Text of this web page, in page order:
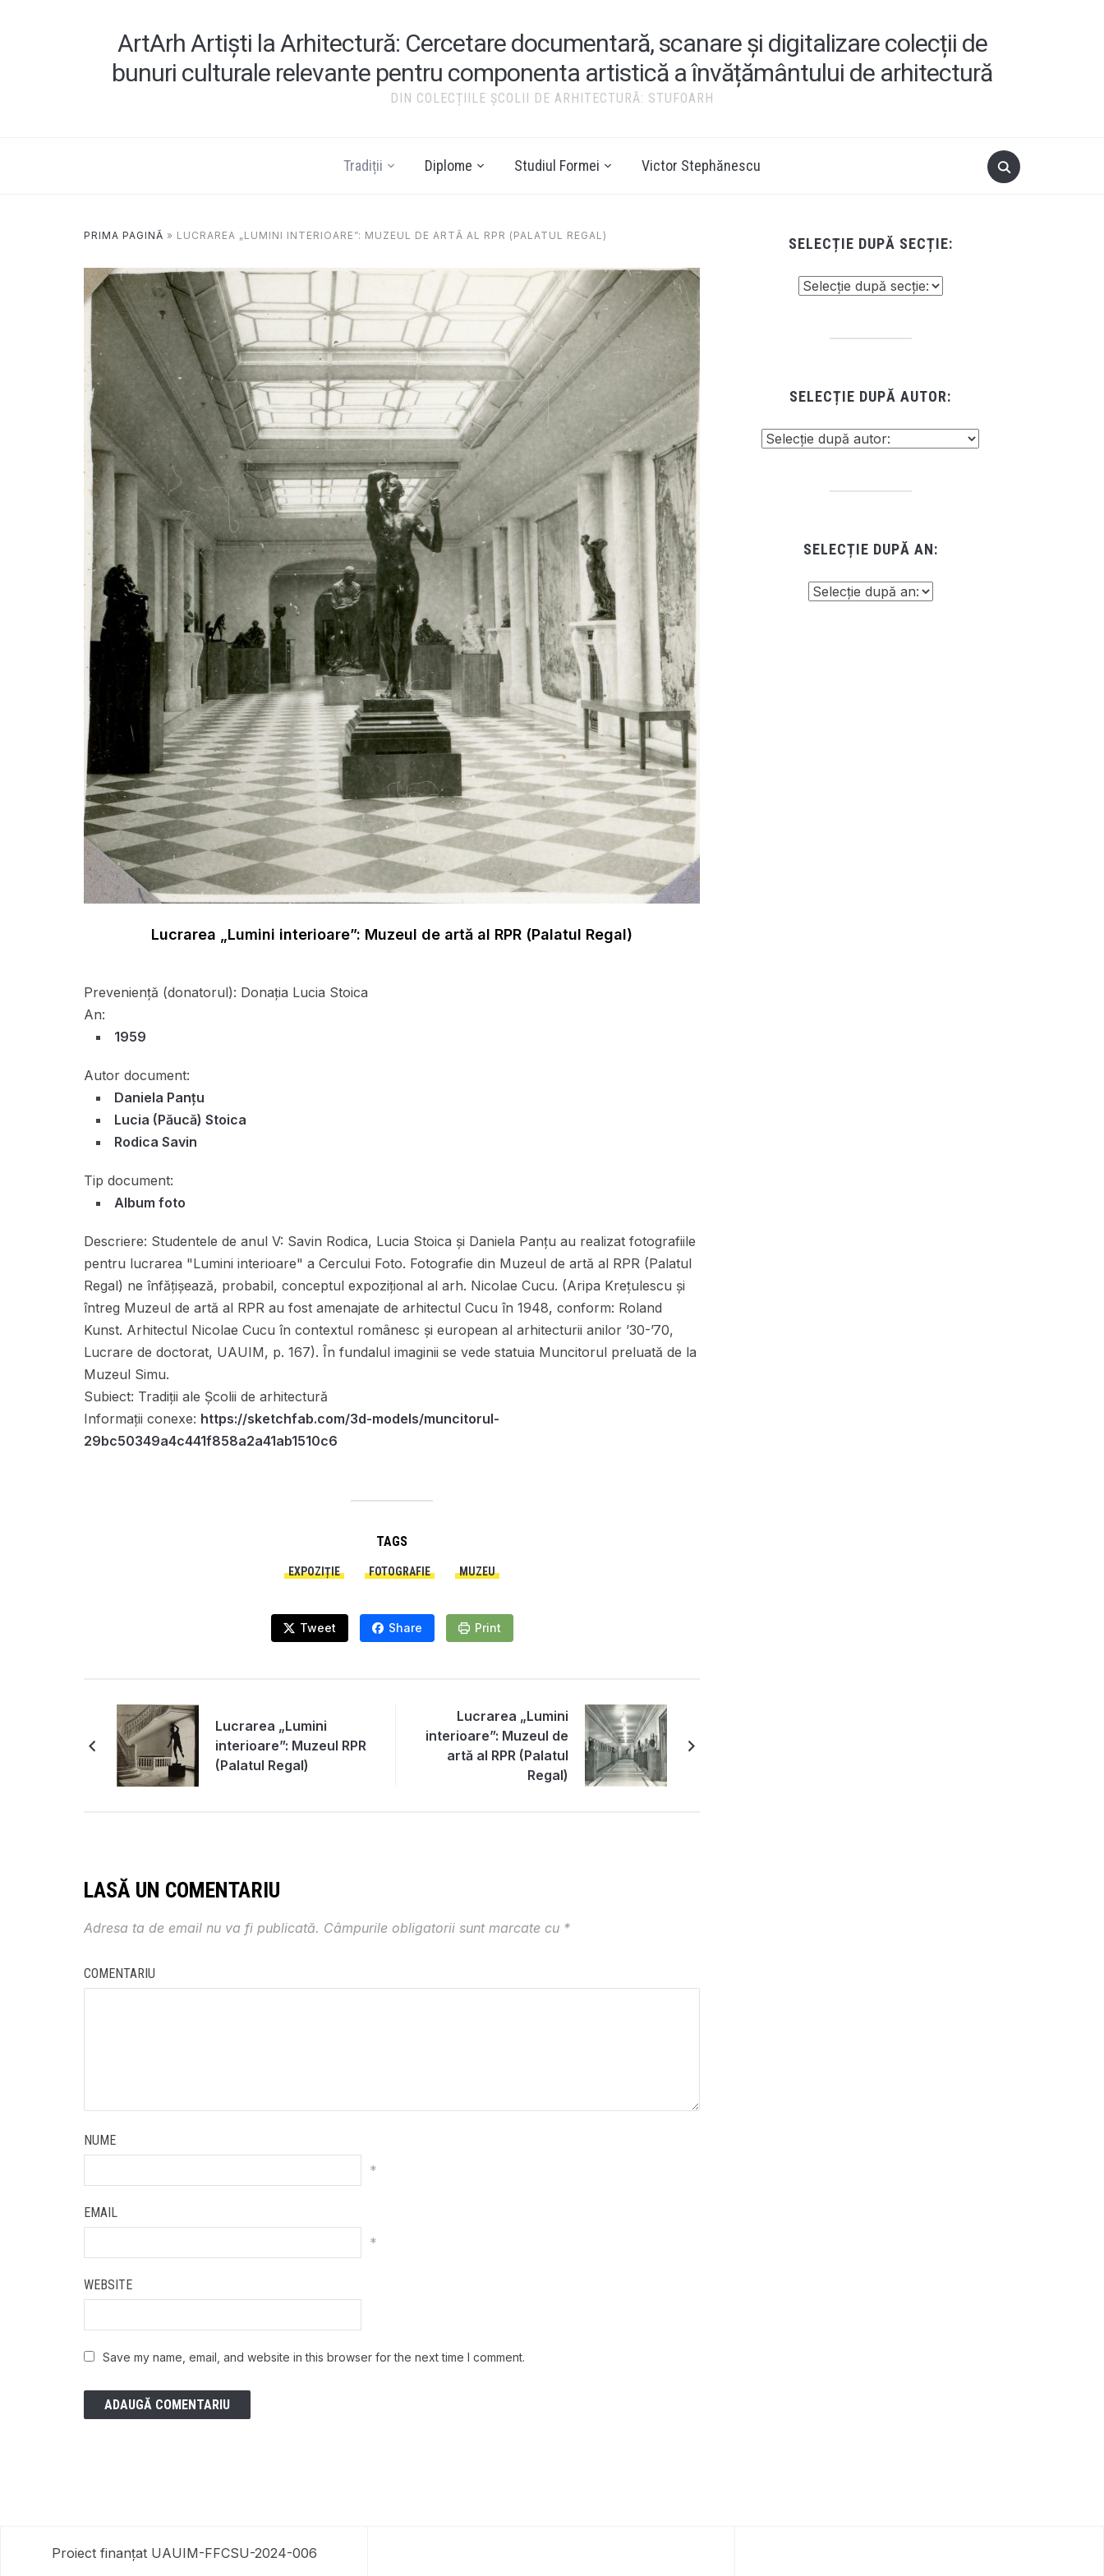
ArtArh Artiști la Arhitectură: Cercetare documentară, scanare și digitalizare colecții de
bunuri culturale relevante pentru componenta artistică a învățământului de arhitectură
DIN COLECȚIILE ȘCOLII DE ARHITECTURĂ: STUFOARH
Tradiții Diplome Studiul Formei Victor Stephănescu
PRIMA PAGINĂ » LUCRAREA „LUMINI INTERIOARE”: MUZEUL DE ARTĂ AL RPR (PALATUL REGAL)
Lucrarea „Lumini interioare”: Muzeul de artă al RPR (Palatul Regal)
Preveniență (donatorul): Donația Lucia Stoica
An:
1959
Autor document:
Daniela Panțu
Lucia (Păucă) Stoica
Rodica Savin
Tip document:
Album foto
Descriere: Studentele de anul V: Savin Rodica, Lucia Stoica și Daniela Panțu au realizat fotografiile
pentru lucrarea "Lumini interioare" a Cercului Foto. Fotografie din Muzeul de artă al RPR (Palatul
Regal) ne înfățișează, probabil, conceptul expozițional al arh. Nicolae Cucu. (Aripa Krețulescu și
întreg Muzeul de artă al RPR au fost amenajate de arhitectul Cucu în 1948, conform: Roland
Kunst. Arhitectul Nicolae Cucu în contextul românesc și european al arhitecturii anilor ’30-’70,
Lucrare de doctorat, UAUIM, p. 167). În fundalul imaginii se vede statuia Muncitorul preluată de la
Muzeul Simu.
Subiect: Tradiții ale Școlii de arhitectură
Informații conexe: https://sketchfab.com/3d-models/muncitorul-
29bc50349a4c441f858a2a41ab1510c6
TAGS
EXPOZIȚIE FOTOGRAFIE MUZEU
Tweet Share Print
Lucrarea „Lumini
interioare”: Muzeul RPR
(Palatul Regal)
Lucrarea „Lumini
interioare”: Muzeul de
artă al RPR (Palatul
Regal)
LASĂ UN COMENTARIU
Adresa ta de email nu va fi publicată. Câmpurile obligatorii sunt marcate cu *
COMENTARIU
NUME
*
EMAIL
*
WEBSITE
Save my name, email, and website in this browser for the next time I comment.
SELECȚIE DUPĂ SECȚIE:
SELECȚIE DUPĂ AUTOR:
SELECȚIE DUPĂ AN:
Proiect finanțat UAUIM-FFCSU-2024-006